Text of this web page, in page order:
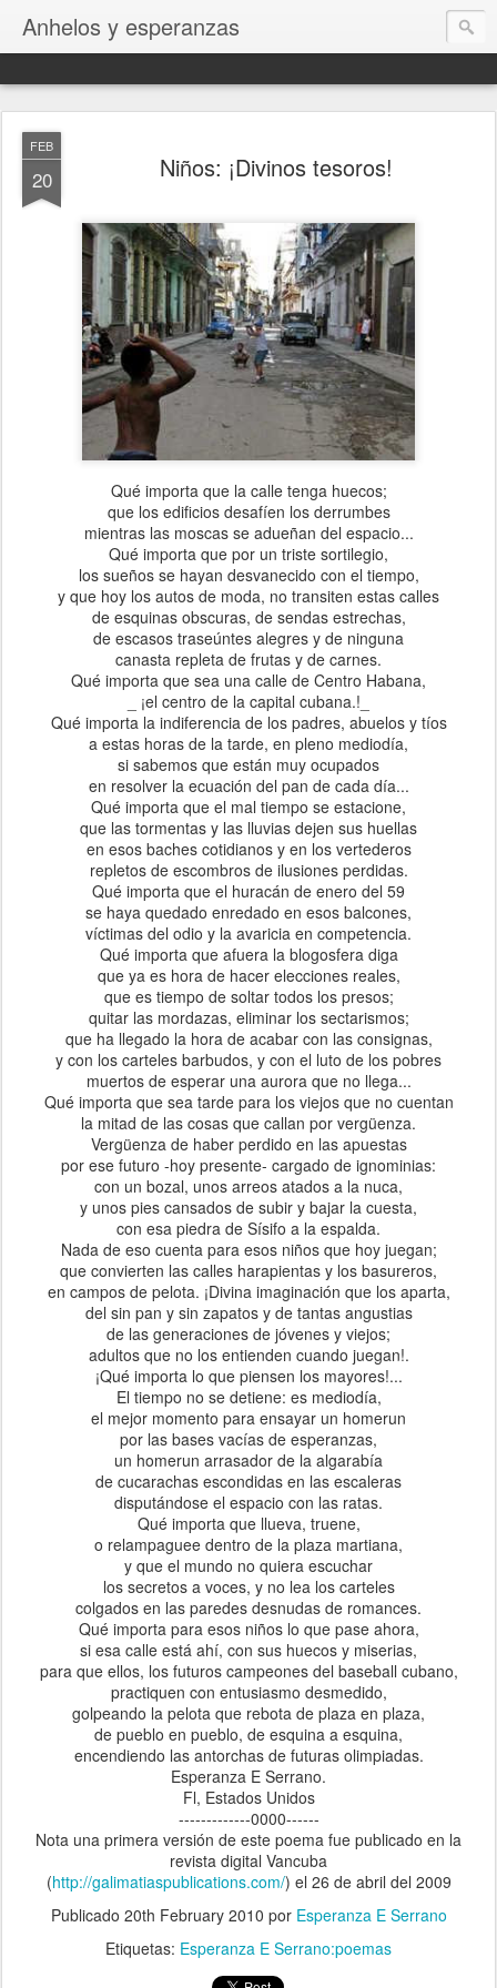
Anhelos y esperanzas
FEB
20 Niños: ¡Divinos tesoros!
Qué importa que la calle tenga huecos;
que los edificios desafíen los derrumbes
mientras las moscas se adueñan del espacio...
Qué importa que por un triste sortilegio,
los sueños se hayan desvanecido con el tiempo,
y que hoy los autos de moda, no transiten estas calles
de esquinas obscuras, de sendas estrechas,
de escasos traseúntes alegres y de ninguna
canasta repleta de frutas y de carnes.
Qué importa que sea una calle de Centro Habana,
_ ¡el centro de la capital cubana.!_
Qué importa la indiferencia de los padres, abuelos y tíos
a estas horas de la tarde, en pleno mediodía,
si sabemos que están muy ocupados
en resolver la ecuación del pan de cada día...
Qué importa que el mal tiempo se estacione,
que las tormentas y las lluvias dejen sus huellas
en esos baches cotidianos y en los vertederos
repletos de escombros de ilusiones perdidas.
Qué importa que el huracán de enero del 59
se haya quedado enredado en esos balcones,
víctimas del odio y la avaricia en competencia.
Qué importa que afuera la blogosfera diga
que ya es hora de hacer elecciones reales,
que es tiempo de soltar todos los presos;
quitar las mordazas, eliminar los sectarismos;
que ha llegado la hora de acabar con las consignas,
y con los carteles barbudos, y con el luto de los pobres
muertos de esperar una aurora que no llega...
Qué importa que sea tarde para los viejos que no cuentan
la mitad de las cosas que callan por vergüenza.
Vergüenza de haber perdido en las apuestas
por ese futuro -hoy presente- cargado de ignominias:
con un bozal, unos arreos atados a la nuca,
y unos pies cansados de subir y bajar la cuesta,
con esa piedra de Sísifo a la espalda.
Nada de eso cuenta para esos niños que hoy juegan;
que convierten las calles harapientas y los basureros,
en campos de pelota. ¡Divina imaginación que los aparta,
del sin pan y sin zapatos y de tantas angustias
de las generaciones de jóvenes y viejos;
adultos que no los entienden cuando juegan!.
¡Qué importa lo que piensen los mayores!...
El tiempo no se detiene: es mediodía,
el mejor momento para ensayar un homerun
por las bases vacías de esperanzas,
un homerun arrasador de la algarabía
de cucarachas escondidas en las escaleras
disputándose el espacio con las ratas.
Qué importa que llueva, truene,
o relampaguee dentro de la plaza martiana,
y que el mundo no quiera escuchar
los secretos a voces, y no lea los carteles
colgados en las paredes desnudas de romances.
Qué importa para esos niños lo que pase ahora,
si esa calle está ahí, con sus huecos y miserias,
para que ellos, los futuros campeones del baseball cubano,
practiquen con entusiasmo desmedido,
golpeando la pelota que rebota de plaza en plaza,
de pueblo en pueblo, de esquina a esquina,
encendiendo las antorchas de futuras olimpiadas.
Esperanza E Serrano.
Fl, Estados Unidos
-------------0000------
Nota una primera versión de este poema fue publicado en la
revista digital Vancuba
(http://galimatiaspublications.com/) el 26 de abril del 2009
Publicado 20th February 2010 por Esperanza E Serrano
Etiquetas: Esperanza E Serrano:poemas